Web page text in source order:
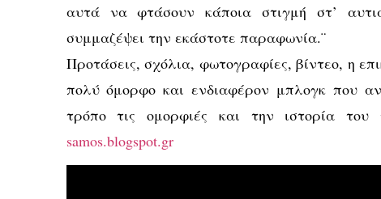
αυτά να φτάσουν κάποια στιγμή στ’
συμμαζέψει την εκάστοτε παραφωνία.¨
Προτάσεις, σχόλια, φωτογραφίες, βίντεο, η
πολύ όμορφο και ενδιαφέρον μπλογκ που
τρόπο τις ομορφιές και την ιστορία
samos.blogspot.gr